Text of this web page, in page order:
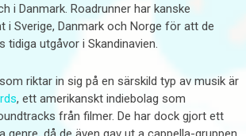
i Danmark. Roadrunner har kanske
i Sverige, Danmark och Norge för att de
tidiga utgåvor i Skandinavien.
riktar in sig på en särskild typ av musik är
, ett amerikanskt indiebolag som
från filmer. De har dock gjort ett